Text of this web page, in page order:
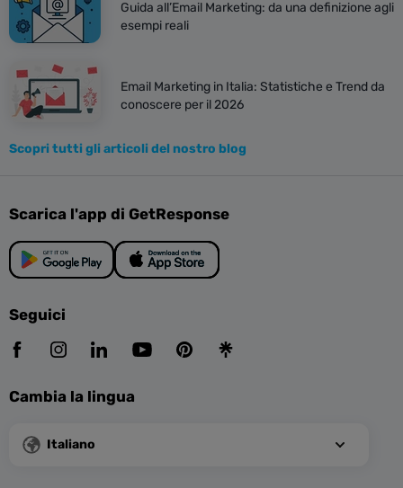
Guida all’Email Marketing: da una definizione agli
esempi reali
Email Marketing in Italia: Statistiche e Trend da
conoscere per il 2026
Scopri tutti gli articoli del nostro blog
Scarica l'app di GetResponse
Seguici
Cambia la lingua
Italiano